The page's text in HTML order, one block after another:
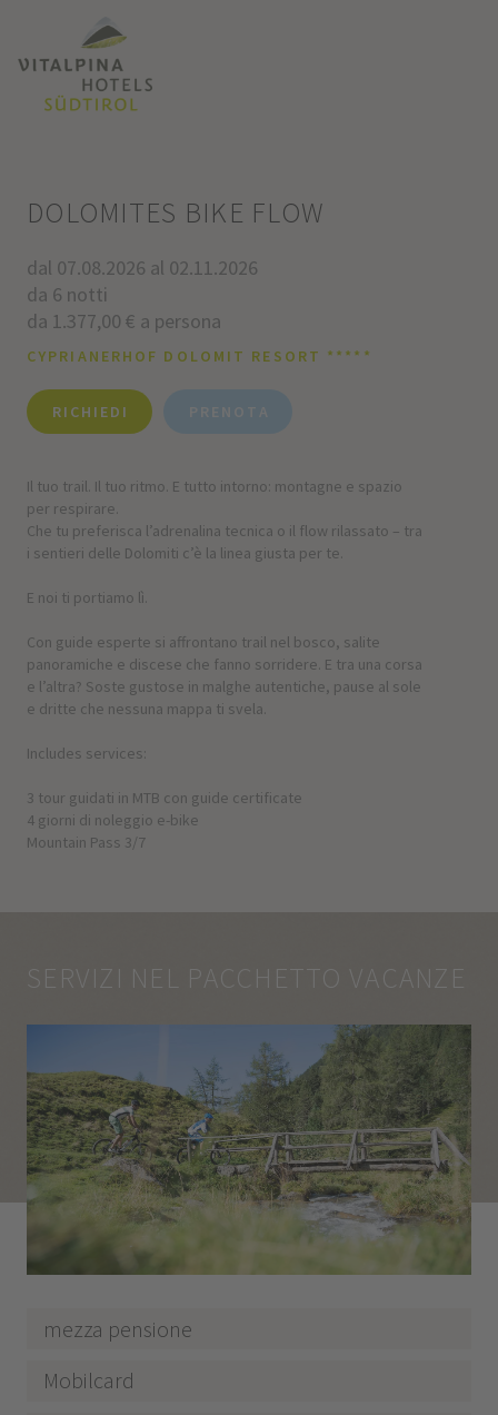
DOLOMITES BIKE FLOW
dal 07.08.2026 al 02.11.2026
da 6 notti
da 1.377,00 € a persona
CYPRIANERHOF DOLOMIT RESORT *****
RICHIEDI PRENOTA
Il tuo trail. Il tuo ritmo. E tutto intorno: montagne e spazio
per respirare.
Che tu preferisca l’adrenalina tecnica o il flow rilassato – tra
i sentieri delle Dolomiti c’è la linea giusta per te.
E noi ti portiamo lì.
Con guide esperte si affrontano trail nel bosco, salite
panoramiche e discese che fanno sorridere. E tra una corsa
e l’altra? Soste gustose in malghe autentiche, pause al sole
e dritte che nessuna mappa ti svela.
Includes services:
3 tour guidati in MTB con guide certificate
4 giorni di noleggio e-bike
Mountain Pass 3/7
SERVIZI NEL PACCHETTO VACANZE
mezza pensione
Mobilcard